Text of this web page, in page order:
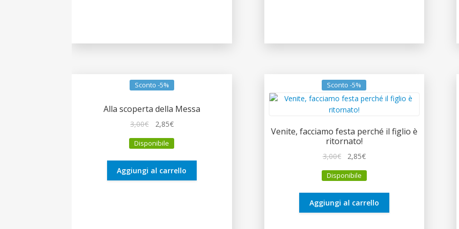
Sconto -5%
Alla scoperta della Messa
3,00€
originale
3,00€.
2,85€Il
attuale
2,85€.
Disponibile
Aggiungi al carrello
Sconto -5%
Venite, facciamo festa perché il figlio è
ritornato!
3,00€
originale
3,00€.
2,85€Il
attuale
2,85€.
Disponibile
Aggiungi al carrello